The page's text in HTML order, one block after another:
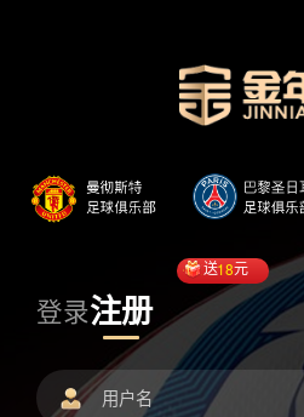
登录注册
送18元